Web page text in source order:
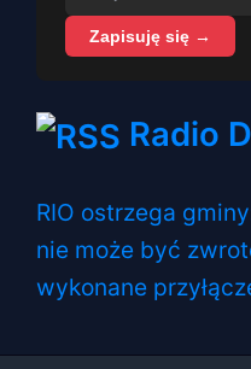
Zapisuję się →
Radio
RIO ostrzega
nie może być
wykonane